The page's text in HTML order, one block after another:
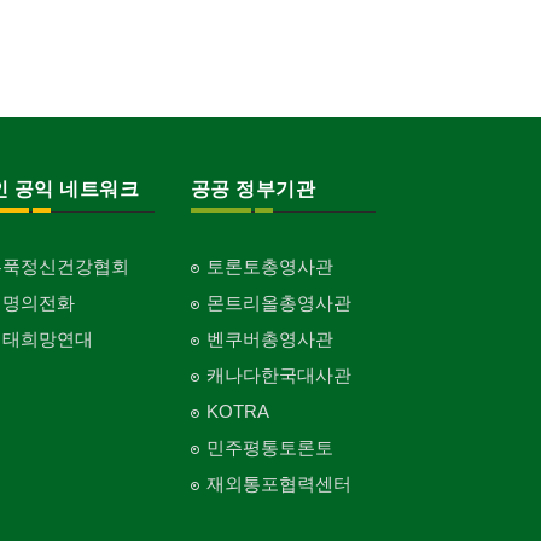
공익 네트워크
정신건강협회
의전화
희망연대
공공 정부기관
토론토총영사관
몬트리올총영사관
벤쿠버총영사관
캐나다한국대사관
KOTRA
민주평통토론토
재외통포협력센터